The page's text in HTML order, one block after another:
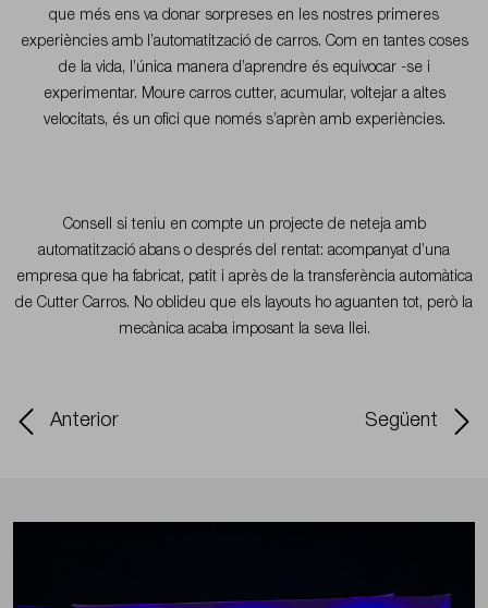
que més ens va donar sorpreses en les nostres primeres
experiències amb l’automatització de carros. Com en tantes coses
de la vida, l’única manera d’aprendre és equivocar -se i
experimentar. Moure carros cutter, acumular, voltejar a altes
velocitats, és un ofici que només s’aprèn amb experiències.
Consell si teniu en compte un projecte de neteja amb
automatització abans o després del rentat: acompanyat d’una
empresa que ha fabricat, patit i après de la transferència automàtica
de Cutter Carros. No oblideu que els layouts ho aguanten tot, però la
mecànica acaba imposant la seva llei.
Anterior Següent